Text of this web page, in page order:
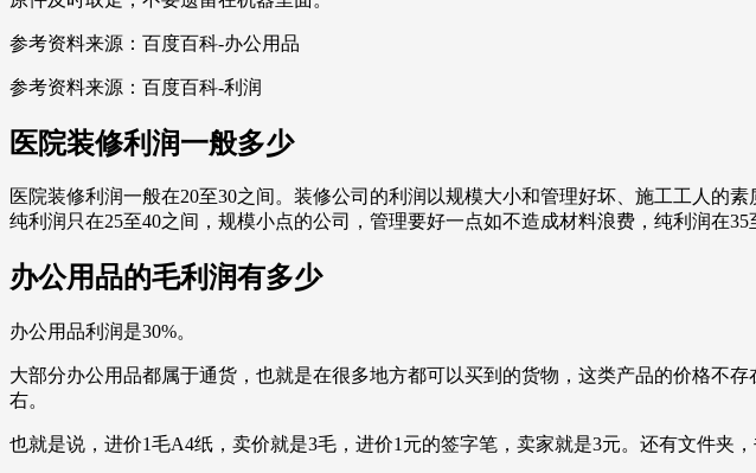
参考资料来源：百度百科-办公用品
参考资料来源：百度百科-利润
医院装修利润一般多少
医院装修利润一般在20至30之间。装修公司的利润以规模大小和管理好坏、施工工人的
纯利润只在25至40之间，规模小点的公司，管理要好一点如不造成材料浪费，纯利润在35
办公用品的毛利润有多少
办公用品利润是30%。
大部分办公用品都属于通货，也就是在很多地方都可以买到的货物，这类产品的价格不
右。
也就是说，进价1毛A4纸，卖价就是3毛，进价1元的签字笔，卖家就是3元。还有文件夹